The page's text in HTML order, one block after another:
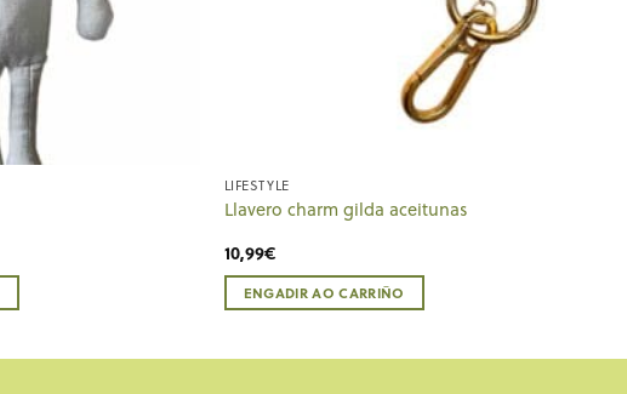
LIFESTYLE
Llavero charm gilda aceitunas
10,99€
ENGADIR AO CARRIÑO